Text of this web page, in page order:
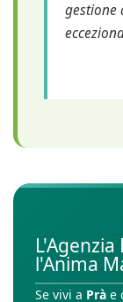
gestione
l'Anima
Se vivi a Prà e